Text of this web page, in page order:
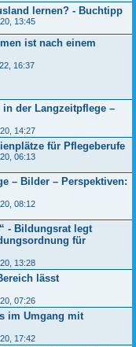
lernen? - Buchtipp
13:45
ist nach einem
16:37
in der Langzeitpflege –
14:27
für Pflegeberufe
06:13
– Bilder – Perspektiven:
08:12
- Bildungsrat legt
für
13:28
lässt
07:26
im Umgang mit
17:42